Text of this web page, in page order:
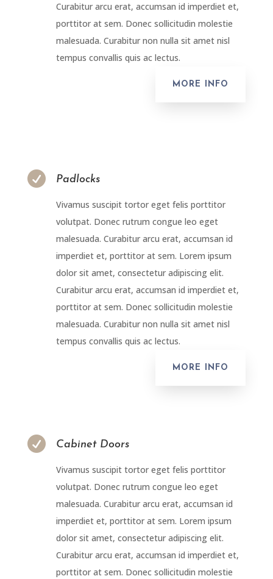
Curabitur arcu erat, accumsan id imperdiet et,
porttitor at sem. Donec sollicitudin molestie
malesuada. Curabitur non nulla sit amet nisl
tempus convallis quis ac lectus.
MORE INFO
 Padlocks
Vivamus suscipit tortor eget felis porttitor
volutpat. Donec rutrum congue leo eget
malesuada. Curabitur arcu erat, accumsan id
imperdiet et, porttitor at sem. Lorem ipsum
dolor sit amet, consectetur adipiscing elit.
Curabitur arcu erat, accumsan id imperdiet et,
porttitor at sem. Donec sollicitudin molestie
malesuada. Curabitur non nulla sit amet nisl
tempus convallis quis ac lectus.
MORE INFO
 Cabinet Doors
Vivamus suscipit tortor eget felis porttitor
volutpat. Donec rutrum congue leo eget
malesuada. Curabitur arcu erat, accumsan id
imperdiet et, porttitor at sem. Lorem ipsum
dolor sit amet, consectetur adipiscing elit.
Curabitur arcu erat, accumsan id imperdiet et,
porttitor at sem. Donec sollicitudin molestie